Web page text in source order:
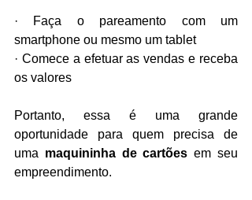
· Faça o pareamento com um
smartphone ou mesmo um tablet
· Comece a efetuar as vendas e receba
os valores
Portanto, essa é uma grande
oportunidade para quem precisa de
uma maquininha de cartões em seu
empreendimento.